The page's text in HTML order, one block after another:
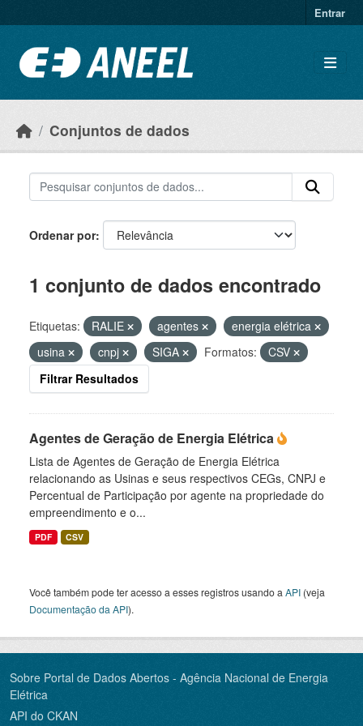
Entrar
Conjuntos de dados
Ordenar por
1 conjunto de dados encontrado
Etiquetas: RALIE agentes
energia elétrica
usina
cnpj SIGA Formatos:
CSV
Filtrar Resultados
Agentes de Geração de Energia Elétrica
Lista de Agentes de Geração de Energia Elétrica
relacionando as Usinas e seus respectivos CEGs, CNPJ e
Percentual de Participação por agente na propriedade do
empreendimento e o...
PDF CSV
Você também pode ter acesso a esses registros usando a API (veja
Documentação da API).
Sobre Portal de Dados Abertos - Agência Nacional de Energia
Elétrica
API do CKAN